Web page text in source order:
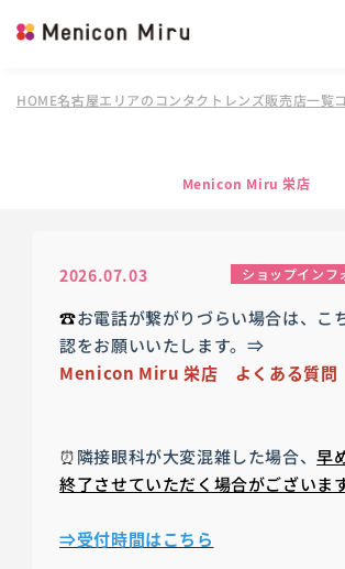
HOME名古屋エリアのコンタクトレンズ販売店一覧
Menicon Miru 栄店
2026.07.03 ショップインフ
☎お電話が繋がりづらい場合は、 こ
認をお願いいたします。⇒
Menicon Miru 栄店 よくある質問
⏰隣接眼科が大変混雑した場合、早
終了させていただく場合がございま
⇒受付時間はこちら